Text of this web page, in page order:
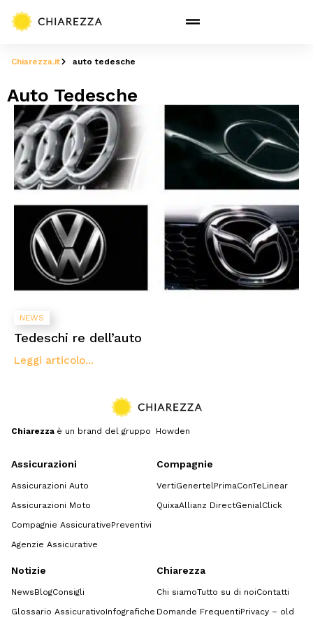
Chiarezza.it auto tedesche
Auto Tedesche
NEWS
Tedeschi re dell’auto
Leggi articolo...
Chiarezza è un brand del gruppo Howden
Assicurazioni
Assicurazioni Auto
Assicurazioni Moto
Compagnie AssicurativePreventivi
Agenzie Assicurative
Compagnie
VertiGenertel PrimaConTeLinear
QuixaAllianz DirectGenialClick
Notizie
NewsBlogConsigli
Glossario AssicurativoInfografiche
Chiarezza
Chi siamoTutto su di noiContatti
Domande FrequentiPrivacy – old